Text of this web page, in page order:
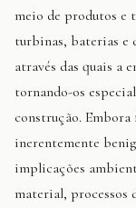
meio de produtos e
turbinas, baterias e
através das quais a
tornando-os
construção.
inerentemente
implicações
material, processos